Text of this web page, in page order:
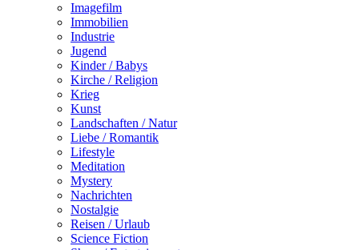
Imagefilm
Immobilien
Industrie
Jugend
Kinder / Babys
Kirche / Religion
Krieg
Kunst
Landschaften / Natur
Liebe / Romantik
Lifestyle
Meditation
Mystery
Nachrichten
Nostalgie
Reisen / Urlaub
Science Fiction